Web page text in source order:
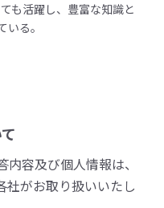
も活躍し、豊富な知識と
る。
容及び個人情報は、
社がお取り扱いいたし